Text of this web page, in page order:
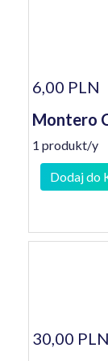
6,00 PLN
Montero
1 produkt/y
Dodaj do
30,00 PLN